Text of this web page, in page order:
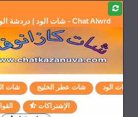
شات الود | دردشة الود | شات الود للجوال - Chat Alwrd
شات شات عطر الخليج شات الود
الإشتراكات